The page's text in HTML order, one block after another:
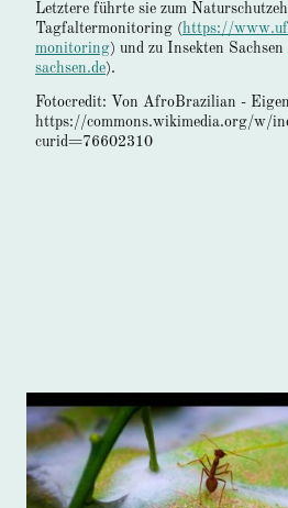
Letztere führte sie zum
Tagfaltermonitoring (https://
monitoring) und zu Insekten Sachsen
sachsen.de).
Fotocredit: Von AfroBrazilian -
https://commons.wikimedia.org/w/
curid=76602310